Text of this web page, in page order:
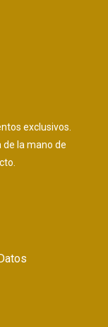
exclusivos.
la mano de